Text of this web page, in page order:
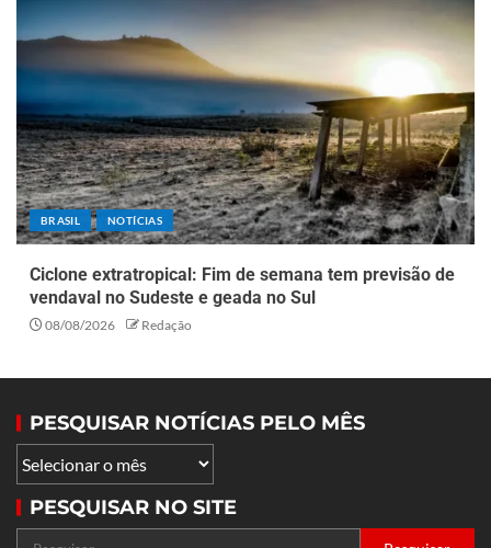
BRASIL NOTÍCIAS
Ciclone extratropical: Fim de semana tem previsão de
vendaval no Sudeste e geada no Sul
08/08/2026 Redação
PESQUISAR NOTÍCIAS PELO MÊS
PESQUISAR NO SITE